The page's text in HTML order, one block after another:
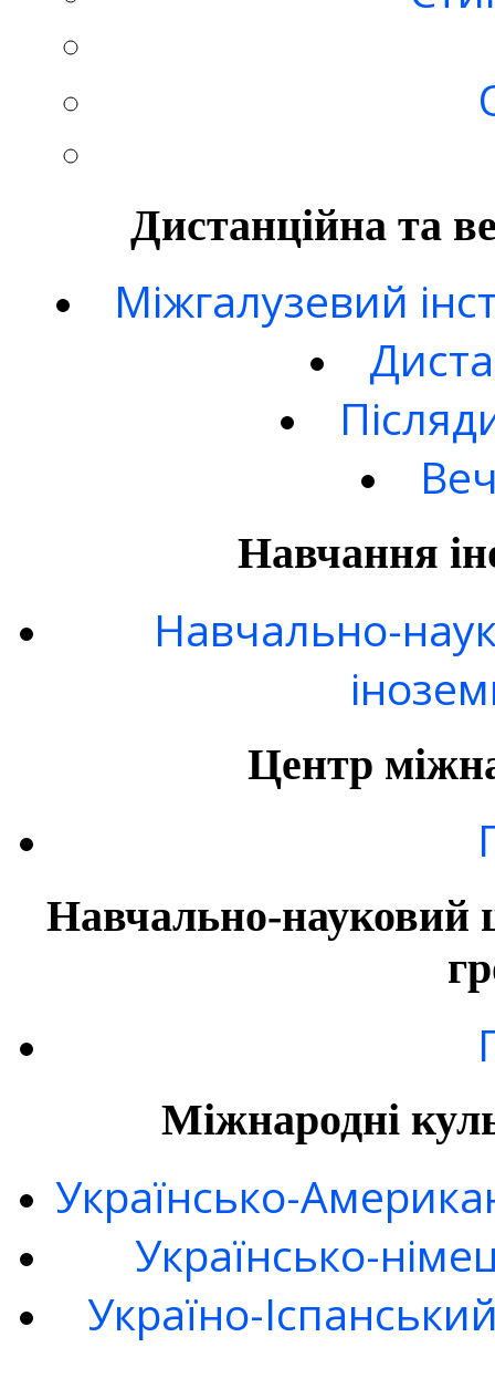
Дистанційна та
Міжгалузевий
Навчання
Навчально-
Центр
Навчально-науковий
Міжнародні
Українсько-
Українсько-
Україно-